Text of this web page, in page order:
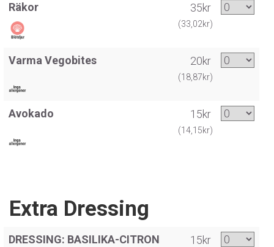
Räkor 35kr
(33,02kr)
Varma Vegobites 20kr
(18,87kr)
Avokado 15kr
(14,15kr)
Extra Dressing
DRESSING: BASILIKA-CITRON 15kr